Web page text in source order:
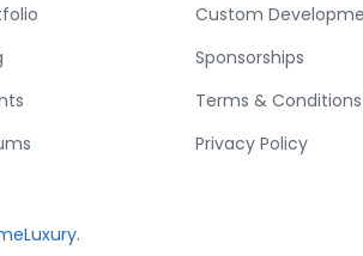
Custom
Sponsorships
Terms & Conditions
Privacy Policy
.